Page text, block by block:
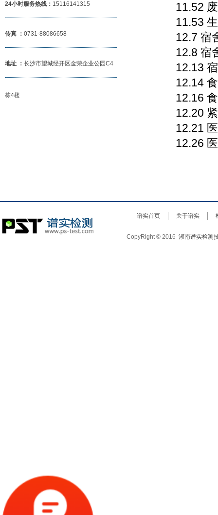
24小时服务热线： 15116141315
传真 ： 0731-88086658
地址 ： 长沙市望城经开区金荣企业公园C4
栋4楼
11.52 废
11.53 生
12.7 宿舍
12.8 宿
12.13 宿
12.14 食
12.16 食
12.20 紧
12.21 医
12.26 医
谱实首页 关于谱实
CopyRight © 2016湖南谱实检测